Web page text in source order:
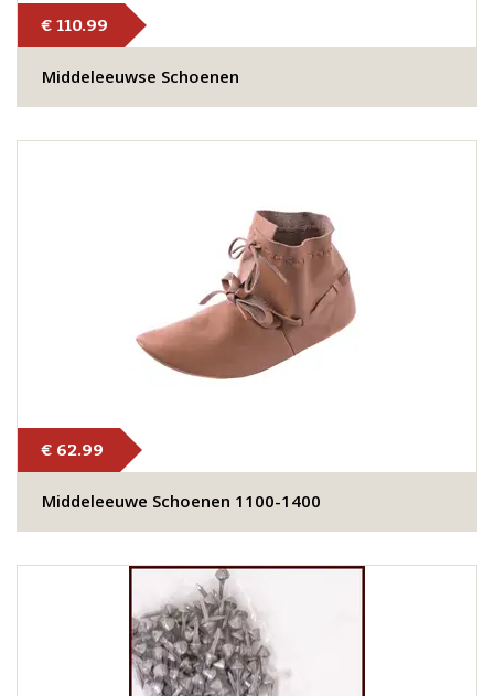
€ 110.99
Middeleeuwse Schoenen
€ 62.99
Middeleeuwe Schoenen 1100-1400